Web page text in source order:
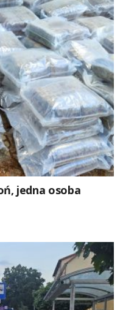
jedna osoba